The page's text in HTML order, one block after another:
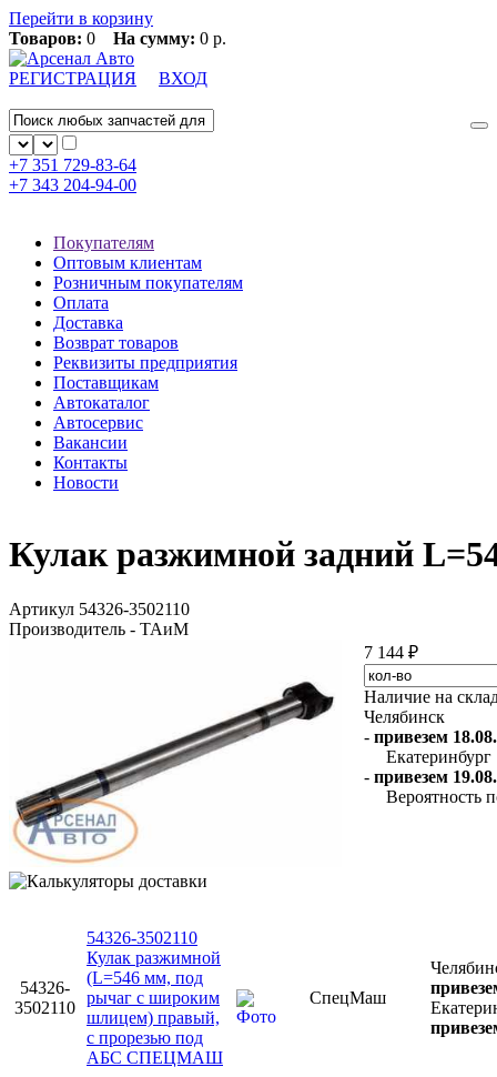
Перейти в корзину
Товаров: 0 На сумму: 0 р.
РЕГИСТРАЦИЯ ВХОД
+7 351 729-83-64
+7 343 204-94-00
Покупателям
Оптовым клиентам
Розничным покупателям
Оплата
Доставка
Возврат товаров
Реквизиты предприятия
Поставщикам
Автокаталог
Автосервис
Вакансии
Контакты
Новости
Кулак разжимной задний
Артикул 54326-3502110
Производитель - ТАиМ
7 144 ₽
Наличие на
Челябинск
- привезем
Екатеринбург
- привезем
Вероятность
54326-
3502110
54326-3502110
Кулак разжимной
(L=546 мм, под
рычаг с широким
шлицем) правый,
с прорезью под
АБС СПЕЦМАШ
СпецМаш